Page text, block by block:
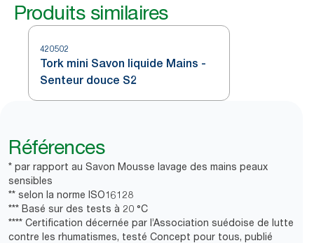
Produits similaires
420502
Tork mini Savon liquide Mains -
Senteur douce S2
Références
* par rapport au Savon Mousse lavage des mains peaux
sensibles
** selon la norme ISO16128
*** Basé sur des tests à 20 °C
**** Certification décernée par l’Association suédoise de lutte
contre les rhumatismes, testé Concept pour tous, publié